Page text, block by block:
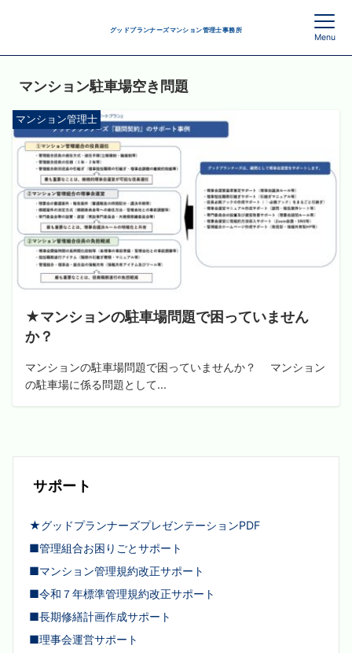
グッドプランナーズマンション管理士事務所
Menu
マンション駐車場空き問題
マンション管理士
★マンションの駐車場問題で困っていません
か？
マンションの駐車場問題で困っていませんか？ マンション
の駐車場に係る問題として...
サポート
★グッドプランナーズプレゼンテーションPDF
■管理組合お困りごとサポート
■マンション管理規約改正サポート
■令和７年標準管理規約改正サポート
■長期修繕計画作成サポート
■理事会運営サポート